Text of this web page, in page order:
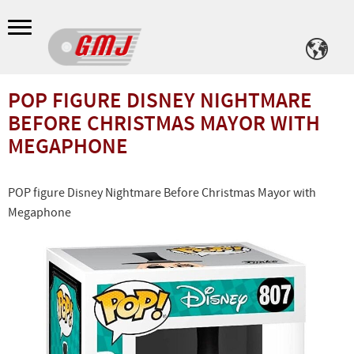
Meny
POP FIGURE DISNEY NIGHTMARE
BEFORE CHRISTMAS MAYOR WITH
MEGAPHONE
POP figure Disney Nightmare Before Christmas Mayor with
Megaphone